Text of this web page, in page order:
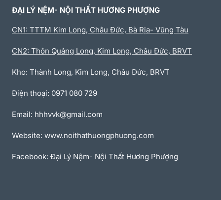
ĐẠI LÝ NỆM- NỘI THẤT HƯƠNG PHƯỢNG
CN1: TTTM Kim Long, Châu Đức, Bà Rịa- Vũng Tàu
CN2: Thôn Quảng Long, Kim Long, Châu Đức, BRVT
Kho: Thành Long, Kim Long, Châu Đức, BRVT
Điện thoại: 0971 080 729
Email: hhhvvk@gmail.com
Website: www.noithathuongphuong.com
Facebook: Đại Lý Nệm- Nội Thất Hương Phượng